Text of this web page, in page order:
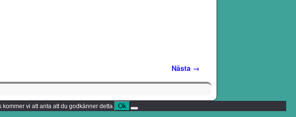
Nästa →
vi att anta att du godkänner detta. Ok